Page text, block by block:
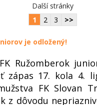
Další stránky
1
2 3 >>
je odložený!
Ružomberok
zápas 17. kola 4.
FK Slovan
z dôvodu